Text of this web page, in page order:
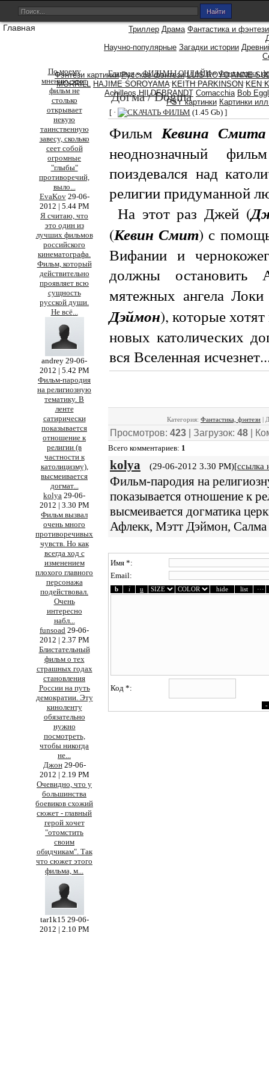
Главная Триллер Драма Фантастика и фэнтези
Научно-популярные Загадки истории
Фэнтези картинки Русское фэнтези LUIS ROYO ANNE
MORRILL HAJIME SOROYAMA KEITH PARKINSON KEN
Achilleos HILDEBRANDT Cornacchia Bob
PSY картинки Картинки
По моему
мнению, этот
фильм не
столько
открывает
некую
таинственную
завесу, сколько
сеет собой
огромные
"глыбы"
противоречий,
выло...
EvaKov 29-06-
2012 | 5.44 PM
Я считаю, что
это один из
лучших фильмов
российского
кинематографа.
Фильм, который
действительно
проявляет всю
сущность
русской души.
Не всё...
andrey 29-06-
2012 | 5.42 PM
Фильм-пародия
на религиозную
тематику. В
ленте
сатирически
показывается
отношение к
религии (в
частности к
католицизму),
высмеивается
догмат...
kolya 29-06-
2012 | 3.30 PM
Фильм вызвал
очень много
противоречивых
чувств. Но как
всегда ход с
изменением
плохого главного
персонажа
подействовал.
Очень
интересно
набл...
funsoad 29-06-
2012 | 2.37 PM
Блистательный
фильм о тех
страшных годах
становления
России на путь
демократии. Эту
киноленту
обязательно
нужно
посмотреть,
чтобы никогда
не...
Джон 29-06-
2012 | 2.19 PM
Очевидно, что у
большинства
боевиков схожий
сюжет - главный
герой хочет
"отомстить
своим
обидчикам". Так
что сюжет этого
фильма, м...
tar1k15 29-06-
2012 | 2.10 PM
Главная»ФИЛЬМЫ ОНЛАЙН»Фантастика,
Догма / Dogma
[ · (1.45 Gb) ]
ФильмКевина Смита
неоднозначный
поиздевался над
религии придуманной
На этот раз Джей (
(Кевин Смит) с
Вифании и
должны остановить
мятежных ангела
Дэймон), которые
новых католических
вся Вселенная
Категория: Фантастика, фэнтези
Просмотров: 423 Загрузок: 48
Всего комментариев: 1
kolya (29-06-2012 3.30 PM)[ссылка
Фильм-пародия на
показывается отношение к
высмеивается догматика
Афлекк, Мэтт Дэймон, Салма
Имя *:
Email:
Код *: